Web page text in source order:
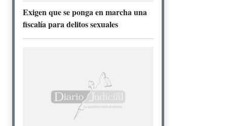
Exigen que se ponga en marcha una
fiscalía para delitos sexuales